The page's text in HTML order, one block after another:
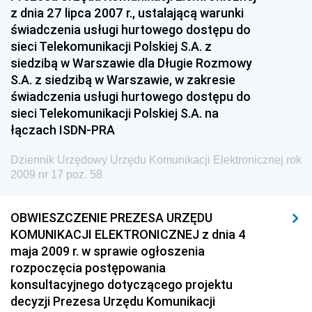
nr 27 z 3 sierpnia 2009 pozycje 84-85
nr 26 z 17 lipca 2009 pozycja 83
nr 25 z 15 lipca 2009 pozycja 82
nr 24 z 1 lipca 2009 pozycje 79-81
nr 23 z 29 czerwca 2009 pozycje 77-78
nr 21 z 19 czerwca 2009 pozycja 75
nr 19 z 3 czerwca 2009 pozycje 70-72
nr 18 z 18 maja 2009 pozycje 63-69
nr 17 z 12 maja 2009 pozycje 53-62
nr 16 z 8 maja 2009 pozycje 49-52
nr 15 z 30 kwietnia 2009 pozycje 46-48
z dnia 27 lipca 2007 r., ustalającą warunki
świadczenia usługi hurtowego dostępu do
sieci Telekomunikacji Polskiej S.A. z
siedzibą w Warszawie dla Długie Rozmowy
S.A. z siedzibą w Warszawie, w zakresie
świadczenia usługi hurtowego dostępu do
sieci Telekomunikacji Polskiej S.A. na
łączach ISDN-PRA
Dziennik Urzędowy Urzędu Komunikacji Elektronicznej rok
2009 nr 17 poz. 58
OBWIESZCZENIE PREZESA URZĘDU
KOMUNIKACJI ELEKTRONICZNEJ z dnia 4
maja 2009 r. w sprawie ogłoszenia
rozpoczęcia postępowania
konsultacyjnego dotyczącego projektu
decyzji Prezesa Urzędu Komunikacji